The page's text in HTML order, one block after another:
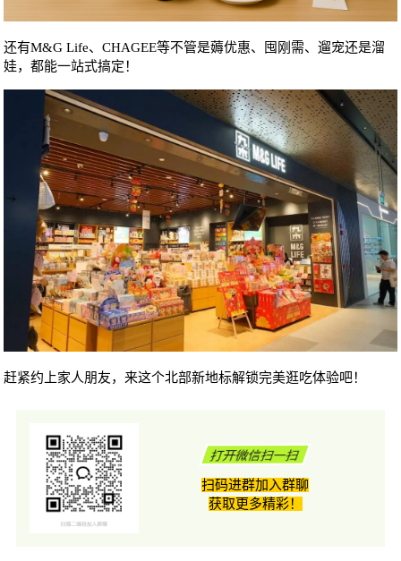
还有M&G Life、CHAGEE等不管是薅优惠、囤刚需、遛宠还是溜
娃，都能一站式搞定！
赶紧约上家人朋友，来这个北部新地标解锁完美逛吃体验吧！
打开微信扫一扫
扫码进群加入群聊
获取更多精彩！